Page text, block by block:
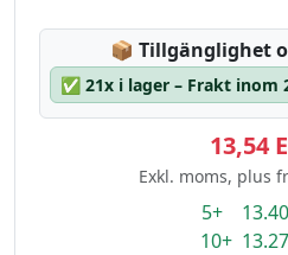
📦 Lagerstatus:
Tillgänglighet
✅ 21x i lager – Frakt inom
13,54
Exkl. moms, plus
5+ 13.40
10+